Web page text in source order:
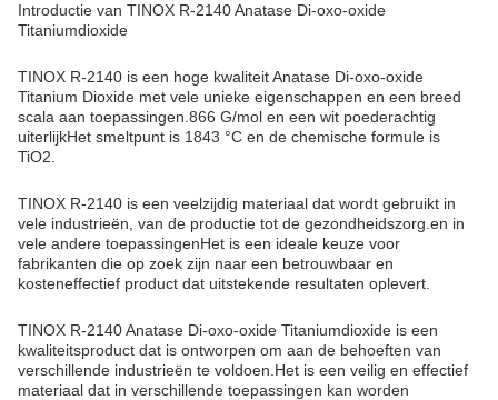
Introductie van TINOX R-2140 Anatase Di-oxo-oxide
Titaniumdioxide
TINOX R-2140 is een hoge kwaliteit Anatase Di-oxo-oxide
Titanium Dioxide met vele unieke eigenschappen en een breed
scala aan toepassingen.866 G/mol en een wit poederachtig
uiterlijkHet smeltpunt is 1843 °C en de chemische formule is
TiO2.
TINOX R-2140 is een veelzijdig materiaal dat wordt gebruikt in
vele industrieën, van de productie tot de gezondheidszorg.en in
vele andere toepassingenHet is een ideale keuze voor
fabrikanten die op zoek zijn naar een betrouwbaar en
kosteneffectief product dat uitstekende resultaten oplevert.
TINOX R-2140 Anatase Di-oxo-oxide Titaniumdioxide is een
kwaliteitsproduct dat is ontworpen om aan de behoeften van
verschillende industrieën te voldoen.Het is een veilig en effectief
materiaal dat in verschillende toepassingen kan worden